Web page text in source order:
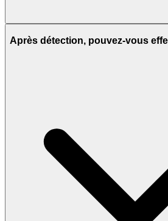
Après détection, pouvez-vous